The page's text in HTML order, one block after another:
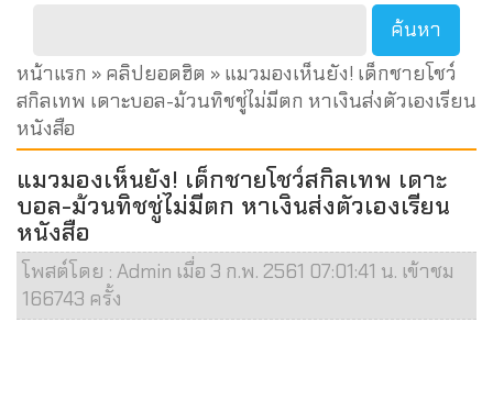
หน้าแรก » คลิปยอดฮิต » แมวมองเห็นยัง! เด็กชายโชว์
สกิลเทพ เดาะบอล-ม้วนทิชชู่ไม่มีตก หาเงินส่งตัวเองเรียน
หนังสือ
แมวมองเห็นยัง! เด็กชายโชว์สกิลเทพ เดาะ
บอล-ม้วนทิชชู่ไม่มีตก หาเงินส่งตัวเองเรียน
หนังสือ
โพสต์โดย : Admin เมื่อ 3 ก.พ. 2561 07:01:41 น. เข้าชม
166743 ครั้ง